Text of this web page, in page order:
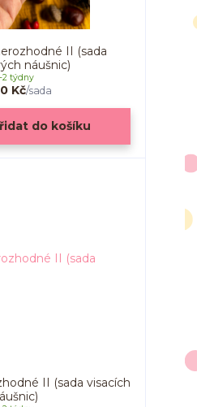
II (sada
náušnic)
Kč/sada
2 týdny
do košíku
II (sada visacích